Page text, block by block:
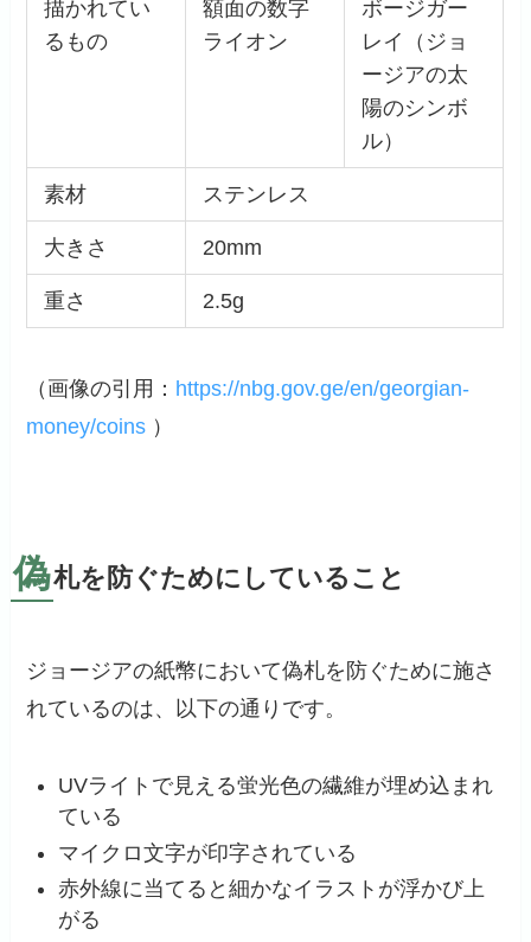
描かれてい
るもの
額面の数字
ライオン
ボージガー
レイ（ジョ
ージアの太
陽のシンボ
ル）
素材 ステンレス
大きさ 20mm
重さ 2.5g
（画像の引用： https://nbg.gov.ge/en/georgian-
money/coins ）
偽札を防ぐためにしていること
ジョージアの紙幣において偽札を防ぐために施さ
れているのは、以下の通りです。
UVライトで見える蛍光色の繊維が埋め込まれ
ている
マイクロ文字が印字されている
赤外線に当てると細かなイラストが浮かび上
がる